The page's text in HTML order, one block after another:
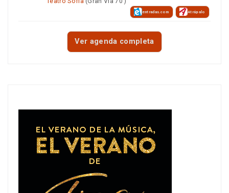
entradas.com Atrápalo
Ver agenda completa